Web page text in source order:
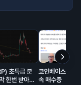
초특급 분
한번 받아볼
코인베이스 비트
속 매수중